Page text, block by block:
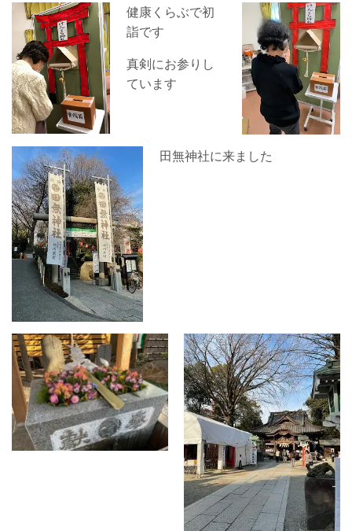
健康くらぶで初
詣です
真剣にお参りし
ています
田無神社に来ました